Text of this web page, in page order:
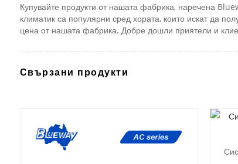
Купувайте продукти от нашата фабрика, наречена
климатик са популярни сред хората, които искат да
цена от нашата фабрика. Добре дошли приятели и
Свързани продукти